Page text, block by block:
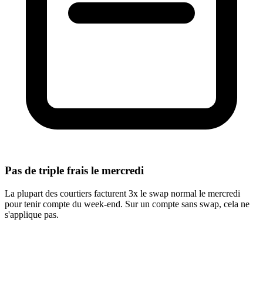
Pas de triple frais le mercredi
La plupart des courtiers facturent 3x le swap normal le mercredi
pour tenir compte du week-end. Sur un compte sans swap, cela ne
s'applique pas.